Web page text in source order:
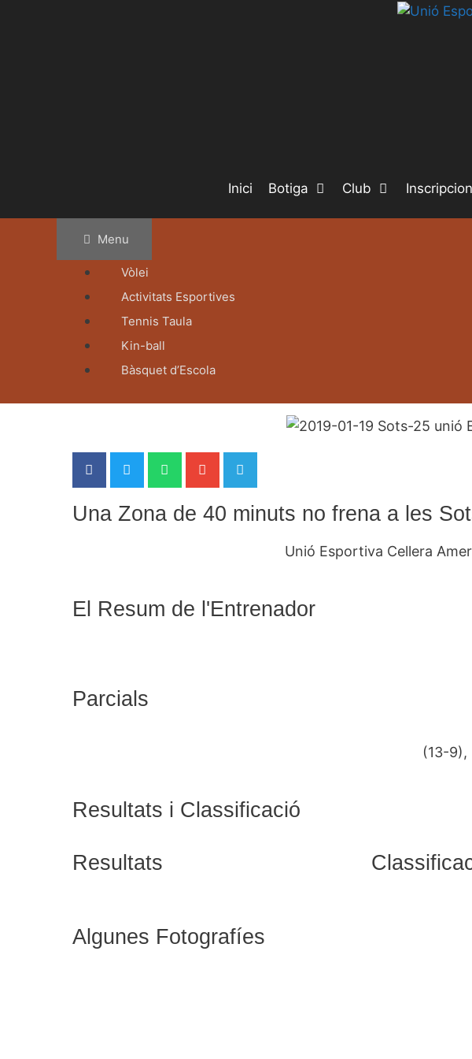
Inici Botiga Club
Menu
Vòlei
Activitats Esportives
Tennis Taula
Kin-ball
Bàsquet d’Escola
Una Zona de 40 minuts no frena a les
Unió Esportiva Cellera
El Resum de l'Entrenador
Parcials
(13-
Resultats i Classificació
Resultats
Algunes Fotografíes